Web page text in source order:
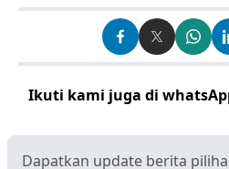
Ikuti kami juga di
Dapatkan update berita